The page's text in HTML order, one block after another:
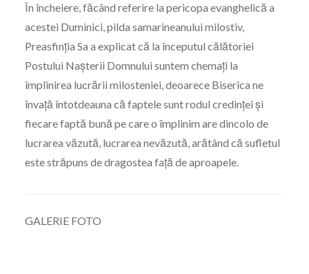
În încheiere, făcând referire la pericopa evanghelică a
acestei Duminici, pilda samarineanului milostiv,
Preasfinția Sa a explicat că la începutul călătoriei
Postului Nașterii Domnului suntem chemați la
împlinirea lucrării milosteniei, deoarece Biserica ne
învață întotdeauna că faptele sunt rodul credinței și
fiecare faptă bună pe care o împlinim are dincolo de
lucrarea văzută, lucrarea nevăzută, arătând că sufletul
este străpuns de dragostea față de aproapele.
GALERIE FOTO